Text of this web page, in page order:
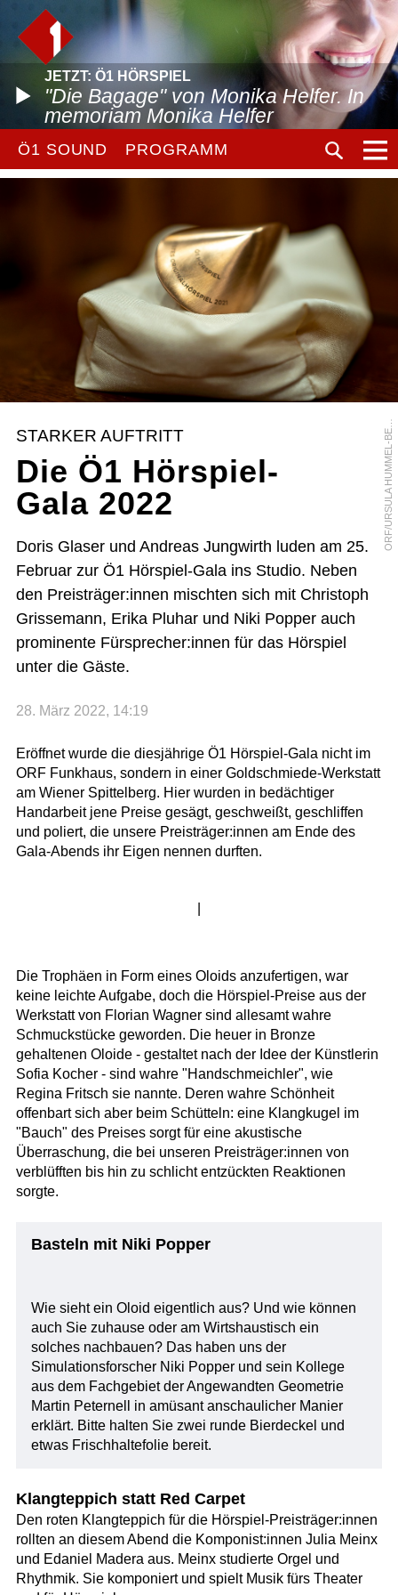
JETZT: Ö1 HÖRSPIEL
"Die Bagage" von Monika Helfer. In
memoriam Monika Helfer
Ö1 SOUND PROGRAMM
O
R
F
/
U
R
S
U
L
A
H
U
M
M
E
L
-
B
E
R
G
E
R
STARKER AUFTRITT
Die Ö1 Hörspiel-
Gala 2022
Doris Glaser und Andreas Jungwirth luden am 25.
Februar zur Ö1 Hörspiel-Gala ins Studio. Neben
den Preisträger:innen mischten sich mit Christoph
Grissemann, Erika Pluhar und Niki Popper auch
prominente Fürsprecher:innen für das Hörspiel
unter die Gäste.
28. März 2022, 14:19
Eröffnet wurde die diesjährige Ö1 Hörspiel-Gala nicht im
ORF Funkhaus, sondern in einer Goldschmiede-Werkstatt
am Wiener Spittelberg. Hier wurden in bedächtiger
Handarbeit jene Preise gesägt, geschweißt, geschliffen
und poliert, die unsere Preisträger:innen am Ende des
Gala-Abends ihr Eigen nennen durften.
Die Trophäen in Form eines Oloids anzufertigen, war
keine leichte Aufgabe, doch die Hörspiel-Preise aus der
Werkstatt von Florian Wagner sind allesamt wahre
Schmuckstücke geworden. Die heuer in Bronze
gehaltenen Oloide - gestaltet nach der Idee der Künstlerin
Sofia Kocher - sind wahre "Handschmeichler", wie
Regina Fritsch sie nannte. Deren wahre Schönheit
offenbart sich aber beim Schütteln: eine Klangkugel im
"Bauch" des Preises sorgt für eine akustische
Überraschung, die bei unseren Preisträger:innen von
verblüfften bis hin zu schlicht entzückten Reaktionen
sorgte.
Basteln mit Niki Popper
Wie sieht ein Oloid eigentlich aus? Und wie können
auch Sie zuhause oder am Wirtshaustisch ein
solches nachbauen? Das haben uns der
Simulationsforscher Niki Popper und sein Kollege
aus dem Fachgebiet der Angewandten Geometrie
Martin Peternell in amüsant anschaulicher Manier
erklärt. Bitte halten Sie zwei runde Bierdeckel und
etwas Frischhaltefolie bereit.
Klangteppich statt Red Carpet
Den roten Klangteppich für die Hörspiel-Preisträger:innen
rollten an diesem Abend die Komponist:innen Julia Meinx
und Edaniel Madera aus. Meinx studierte Orgel und
Rhythmik. Sie komponiert und spielt Musik fürs Theater